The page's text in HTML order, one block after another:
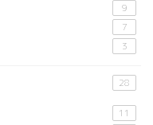
9
7
3
28
11